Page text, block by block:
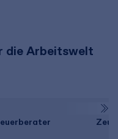
die Arbeitswelt